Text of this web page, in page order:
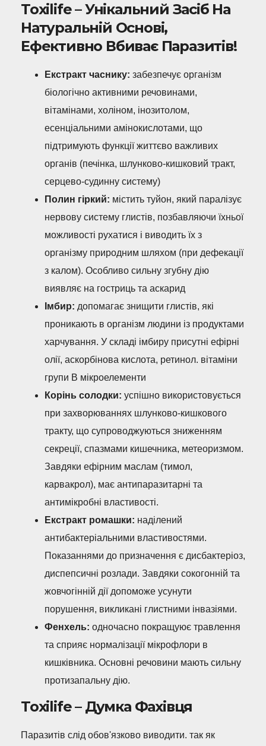
Toxilife – Унікальний Засіб На
Натуральній Основі,
Ефективно Вбиває Паразитів!
Екстракт часнику: забезпечує організм
біологічно активними речовинами,
вітамінами, холіном, інозитолом,
есенціальними амінокислотами, що
підтримують функції життєво важливих
органів (печінка, шлунково-кишковий тракт,
серцево-судинну систему)
Полин гіркий: містить туйон, який паралізує
нервову систему глистів, позбавляючи їхньої
можливості рухатися і виводить їх з
організму природним шляхом (при дефекації
з калом). Особливо сильну згубну дію
виявляє на гостриць та аскарид
Імбир: допомагає знищити глистів, які
проникають в організм людини із продуктами
харчування. У складі імбиру присутні ефірні
олії, аскорбінова кислота, ретинол. вітаміни
групи В мікроелементи
Корінь солодки: успішно використовується
при захворюваннях шлунково-кишкового
тракту, що супроводжуються зниженням
секреції, спазмами кишечника, метеоризмом.
Завдяки ефірним маслам (тимол,
карвакрол), має антипаразитарні та
антимікробні властивості.
Екстракт ромашки: наділений
антибактеріальними властивостями.
Показаннями до призначення є дисбактеріоз,
диспепсичні розлади. Завдяки сокогонній та
жовчогінній дії допоможе усунути
порушення, викликані глистними інвазіями.
Фенхель: одночасно покращуює травлення
та сприяє нормалізації мікрофлори в
кишківника. Основні речовини мають сильну
протизапальну дію.
Toxilife – Думка Фахівця
Паразитів слід обов'язково виводити. так як